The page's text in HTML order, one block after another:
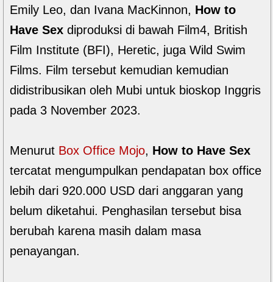
Emily Leo, dan Ivana MacKinnon, How to
Have Sex diproduksi di bawah Film4, British
Film Institute (BFI), Heretic, juga Wild Swim
Films. Film tersebut kemudian kemudian
didistribusikan oleh Mubi untuk bioskop Inggris
pada 3 November 2023.
Menurut Box Office Mojo, How to Have Sex
tercatat mengumpulkan pendapatan box office
lebih dari 920.000 USD dari anggaran yang
belum diketahui. Penghasilan tersebut bisa
berubah karena masih dalam masa
penayangan.